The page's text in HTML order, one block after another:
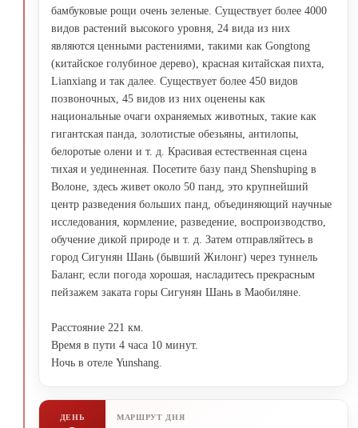
бамбуковые рощи очень зеленые. Существует более 4000
видов растений высокого уровня, 24 вида из них
являются ценными растениями, такими как Gongtong
(китайское голубиное дерево), красная китайская пихта,
Lianxiang и так далее. Существует более 450 видов
позвоночных, 45 видов из них оценены как
национальные очаги охраняемых животных, такие как
гигантская панда, золотистые обезьяны, антилопы,
белоротые олени и т. д. Красивая естественная сцена
тихая и уединенная. Посетите базу панд Shenshuping в
Волоне, здесь живет около 50 панд, это крупнейший
центр разведения больших панд, объединяющий научные
исследования, кормление, разведение, воспроизводство,
обучение дикой природе и т. д. Затем отправляйтесь в
город Сигунян Шань (бывший Жилонг) через туннель
Баланг, если погода хорошая, насладитесь прекрасным
пейзажем заката горы Сигунян Шань в Маобиляне.
Расстояние 221 км.
Время в пути 4 часа 10 минут.
Ночь в отеле Yunshang.
ДЕНЬ МАРШРУТ ДНЯ